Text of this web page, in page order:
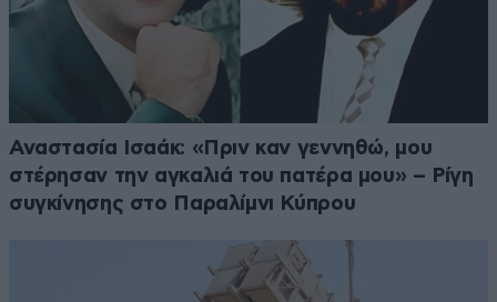
Αναστασία Ισαάκ: «Πριν καν γεννηθώ, μου
στέρησαν την αγκαλιά του πατέρα μου» – Ρίγη
συγκίνησης στο Παραλίμνι Κύπρου